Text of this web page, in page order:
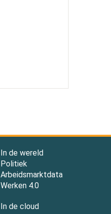
In de wereld
Politiek
Arbeidsmarktdata
Werken 4.0
In de cloud